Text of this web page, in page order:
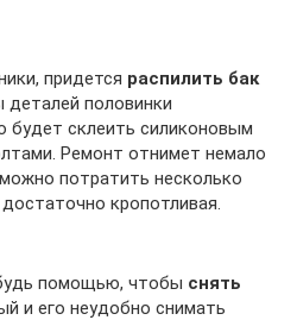
придется распилить бак
половинки
будет склеить силиконовым
Ремонт отнимет немало
потратить несколько
кропотливая.
помощью, чтобы снять
и его неудобно снимать